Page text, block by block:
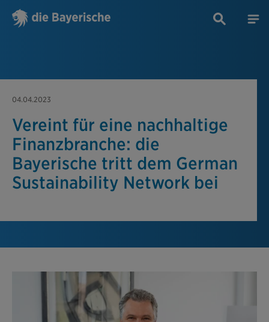
04.04.2023
Vereint für eine nachhaltige
Finanzbranche: die
Bayerische tritt dem German
Sustainability Network bei